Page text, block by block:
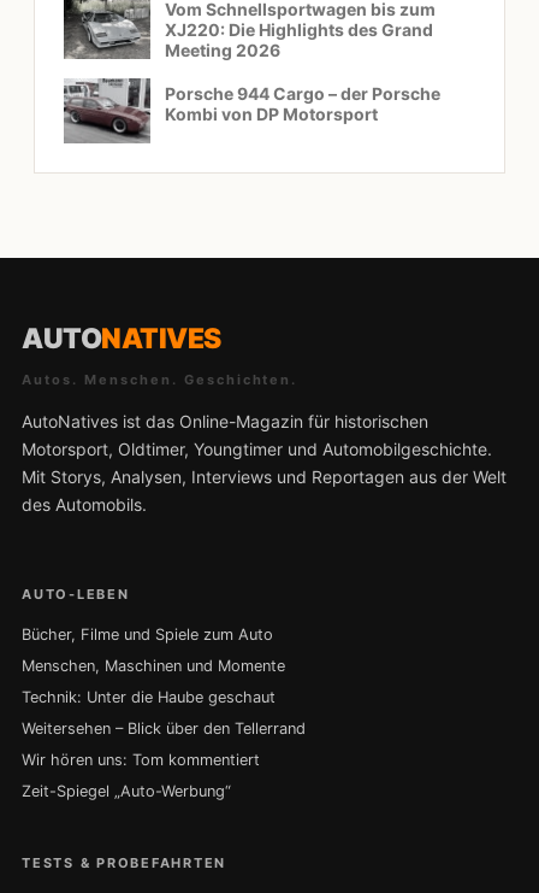
Vom Schnellsportwagen bis zum
XJ220: Die Highlights des Grand
Meeting 2026
Porsche 944 Cargo – der Porsche
Kombi von DP Motorsport
AUTONATIVES
Autos. Menschen. Geschichten.
AutoNatives ist das Online-Magazin für historischen
Motorsport, Oldtimer, Youngtimer und Automobilgeschichte.
Mit Storys, Analysen, Interviews und Reportagen aus der Welt
des Automobils.
AUTO-LEBEN
Bücher, Filme und Spiele zum Auto
Menschen, Maschinen und Momente
Technik: Unter die Haube geschaut
Weitersehen – Blick über den Tellerrand
Wir hören uns: Tom kommentiert
Zeit-Spiegel „Auto-Werbung“
TESTS & PROBEFAHRTEN